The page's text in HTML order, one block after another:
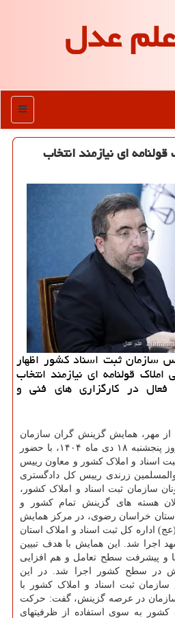
علم عدل
منو
ای نیازمند انتخاب
سازمان ثبت اسناد کشور اظهار
قولنامه ای نیازمند انتخاب
در کارگزاری های فنی و
مهر، همایش گزینش گران سازمان
و املاک کشور، روز پنجشنبه ۱۸ دی ماه ۱۴۰۴، با حضور
اسناد و املاک کشور و معاون رییس
زرندی رییس کل دادگستری
سازمان ثبت اسناد و املاک کشور،
هسته های گزینش تمام کشور و
خراسان رضوی، در مرکز همایش
کل ثبت اسناد و املاک استان
اجرا شد. این همایش با هدف تبیین
و پیشرفت سطح تعامل و هم افزایی
در سطح کشور اجرا شد. در این
ثبت اسناد و املاک کشور با
سازمان در عرصه گزینش، گفت: حرکت
کشور به سوی استفاده از ظرفیتهای